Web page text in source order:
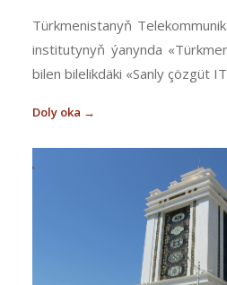
Türk­me­nis­ta­nyň
ins­ti­tu­ty­nyň ýa­nyn­da
bi­len bi­le­lik­dä­ki «San­ly çöz­güt
Doly oka →